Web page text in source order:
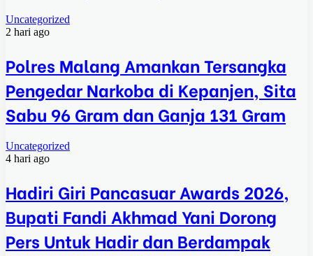
Uncategorized
2 hari ago
Polres Malang Amankan Tersangka
Pengedar Narkoba di Kepanjen, Sita
Sabu 96 Gram dan Ganja 131 Gram
Uncategorized
4 hari ago
Hadiri Giri Pancasuar Awards 2026,
Bupati Fandi Akhmad Yani Dorong
Pers Untuk Hadir dan Berdampak